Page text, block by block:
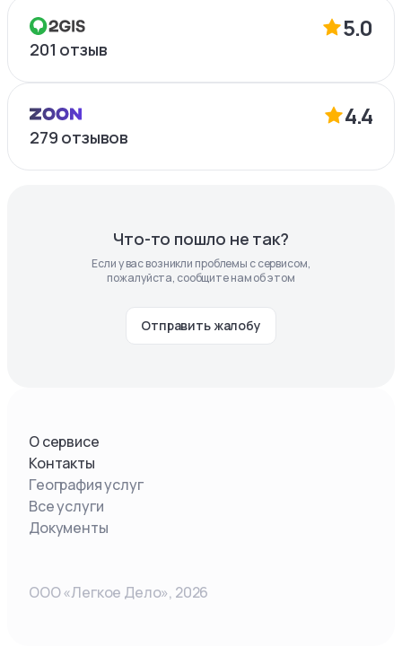
5.0
201 отзыв
4.4
279 отзывов
Что-то пошло не так?
Если у вас возникли проблемы с сервисом,
пожалуйста, сообщите нам об этом
Отправить жалобу
О сервисе
Контакты
География услуг
Все услуги
Документы
ООО «Легкое Дело», 2026